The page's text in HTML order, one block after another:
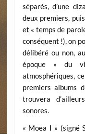
séparés, d’une
deux premiers,
et « temps de
conséquent !), on
délibéré ou non,
époque » du
atmosphériques,
premiers albums
trouvera
sonores.
« Moea I » (signé